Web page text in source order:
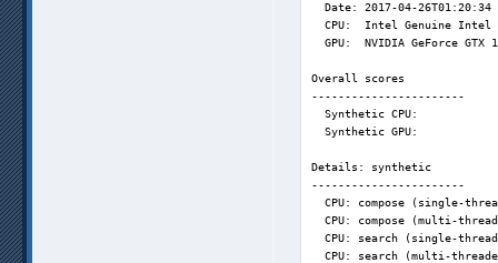
  Date: 2017-04-26T01:20:34
CPU:  Intel Genuine Intel
GPU:  NVIDIA GeForce GTX
Overall scores
-----------------------
Synthetic CPU:
Synthetic GPU:
Details: synthetic
-----------------------
CPU: compose (single-
CPU: compose (multi-
CPU: search (single-
CPU: search (multi-